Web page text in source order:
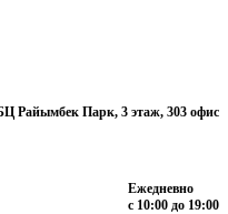
Райымбек Парк, 3 этаж, 303 офис
Ежедневно
с 10:00 до 19:00